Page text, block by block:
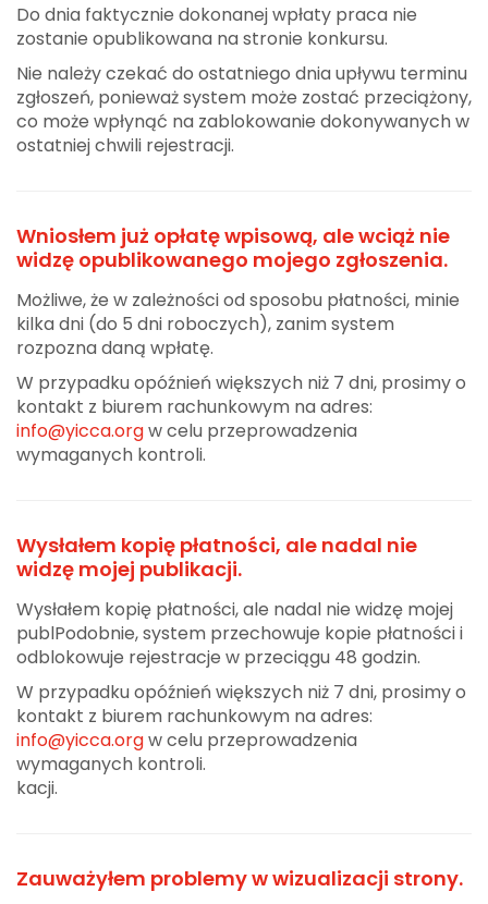
Do dnia faktycznie dokonanej wpłaty praca nie
zostanie opublikowana na stronie konkursu.
Nie należy czekać do ostatniego dnia upływu terminu
zgłoszeń, ponieważ system może zostać przeciążony,
co może wpłynąć na zablokowanie dokonywanych w
ostatniej chwili rejestracji.
Wniosłem już opłatę wpisową, ale wciąż nie
widzę opublikowanego mojego zgłoszenia.
Możliwe, że w zależności od sposobu płatności, minie
kilka dni (do 5 dni roboczych), zanim system
rozpozna daną wpłatę.
W przypadku opóźnień większych niż 7 dni, prosimy o
kontakt z biurem rachunkowym na adres:
info@yicca.orgw celu przeprowadzenia
wymaganych kontroli.
Wysłałem kopię płatności, ale nadal nie
widzę mojej publikacji.
Wysłałem kopię płatności, ale nadal nie widzę mojej
publPodobnie, system przechowuje kopie płatności i
odblokowuje rejestracje w przeciągu 48 godzin.
W przypadku opóźnień większych niż 7 dni, prosimy o
kontakt z biurem rachunkowym na adres:
info@yicca.orgw celu przeprowadzenia
wymaganych kontroli.
kacji.
Zauważyłem problemy w wizualizacji strony.